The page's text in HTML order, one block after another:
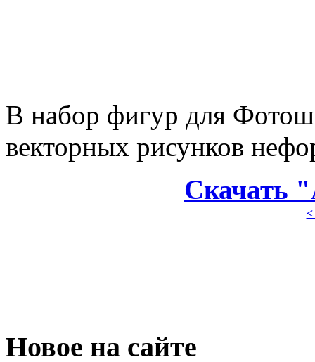
В набор фигур для
векторных рисунков
Скачать
Новое на сайте